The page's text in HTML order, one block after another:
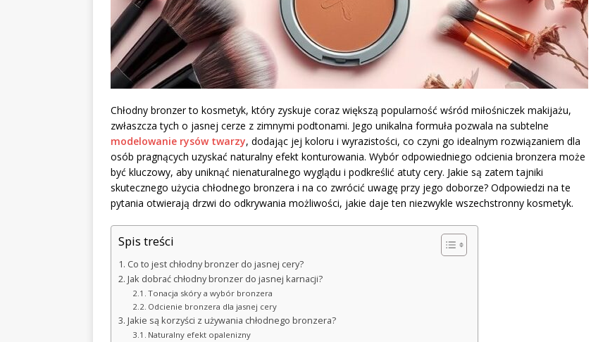
Chłodny bronzer to kosmetyk, który zyskuje coraz większą popularność wśród miłośniczek makijażu,
zwłaszcza tych o jasnej cerze z zimnymi podtonami. Jego unikalna formuła pozwala na subtelne
modelowanie rysów twarzy, dodając jej koloru i wyrazistości, co czyni go idealnym rozwiązaniem dla
osób pragnących uzyskać naturalny efekt konturowania. Wybór odpowiedniego odcienia bronzera może
być kluczowy, aby uniknąć nienaturalnego wyglądu i podkreślić atuty cery. Jakie są zatem tajniki
skutecznego użycia chłodnego bronzera i na co zwrócić uwagę przy jego doborze? Odpowiedzi na te
pytania otwierają drzwi do odkrywania możliwości, jakie daje ten niezwykle wszechstronny kosmetyk.
Spis treści
Co to jest chłodny bronzer do jasnej cery?
Jak dobrać chłodny bronzer do jasnej karnacji?
Tonacja skóry a wybór bronzera
Odcienie bronzera dla jasnej cery
Jakie są korzyści z używania chłodnego bronzera?
Naturalny efekt opalenizny